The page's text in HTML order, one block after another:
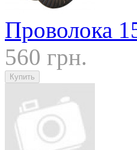
Проволока
560 грн.